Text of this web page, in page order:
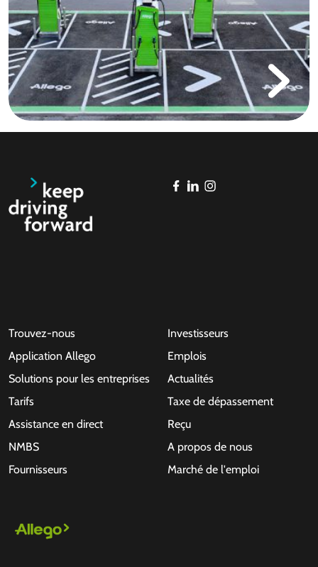
Trouvez-nous
Application Allego
Solutions pour les entreprises
Tarifs
Assistance en direct
NMBS
Fournisseurs
Investisseurs
Emplois
Actualités
Taxe de dépassement
Reçu
A propos de nous
Marché de l'emploi